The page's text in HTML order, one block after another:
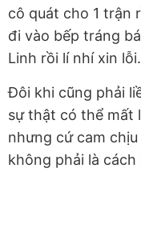
cô quát cho 1 trận
đi vào bếp tráng
Linh rồi lí nhí xin lỗi.
Đôi khi cũng phải
sự thật có thể mất
nhưng cứ cam chịu
không phải là cách